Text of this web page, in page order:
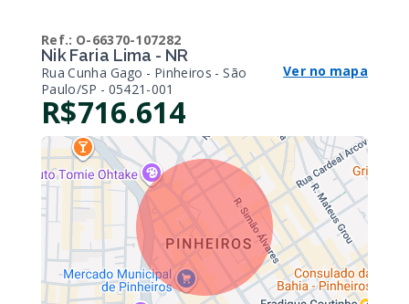
Ref.: O-66370-107282
Nik Faria Lima - NR
Rua Cunha Gago - Pinheiros - São
Paulo/SP - 05421-001
Ver no mapa
R$716.614